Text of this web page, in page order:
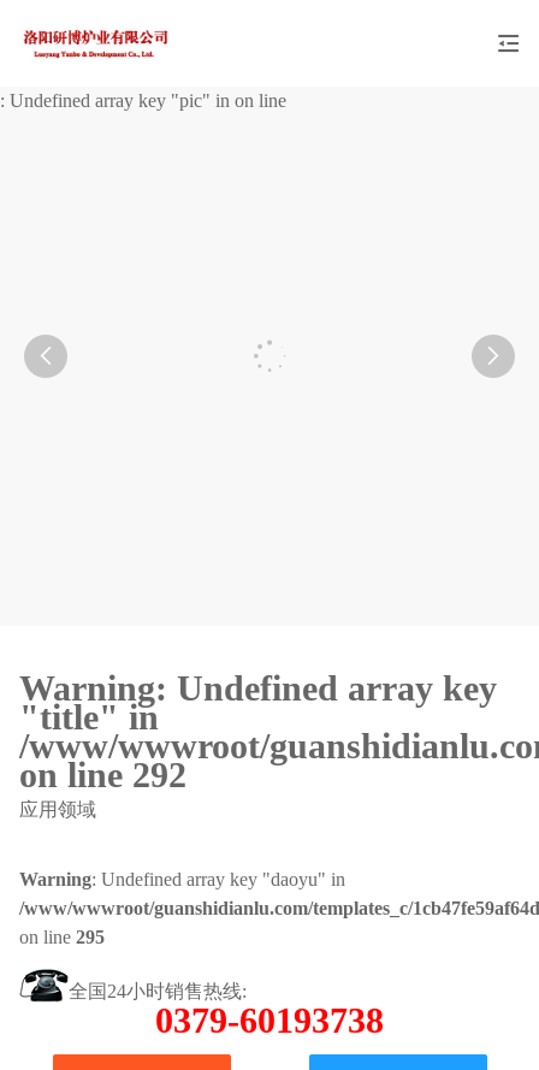
: Undefined array key "pic" in on line
 
Warning: Undefined array key
"title" in
/www/wwwroot/
on line 292
应用领域
Warning: Undefined array key "daoyu" in
/www/wwwroot/guanshidianlu.com/templates_c/
on line 295
全国24小时销售热线:
0379-60193738